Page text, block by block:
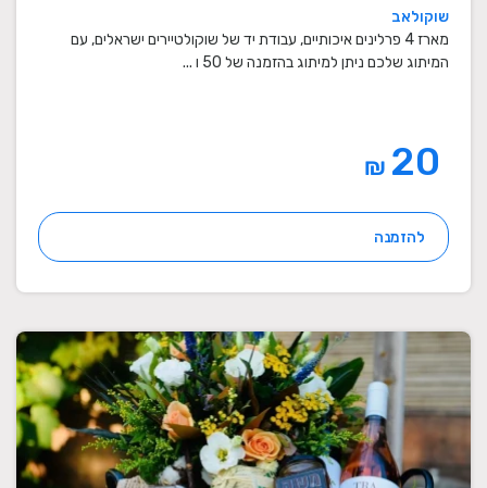
שוקולאב
מארז 4 פרלינים איכותיים, עבודת יד של שוקולטיירים ישראלים, עם
המיתוג שלכם ניתן למיתוג בהזמנה של 50 ו ...
₪
להזמנה